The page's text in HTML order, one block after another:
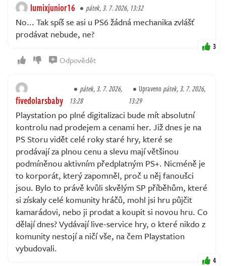
lumixjunior16 pátek, 3. 7. 2026, 13:32
No... Tak spíš se asi u PS6 žádná mechanika zvlášť
prodávat nebude, ne?
3
Odpovědět
fivedolarsbaby
pátek, 3. 7. 2026,
13:28
Upravenopátek, 3. 7. 2026,
13:29
Playstation po plné digitalizaci bude mít absolutní
kontrolu nad prodejem a cenami her. Již dnes je na
PS Storu vidět celé roky staré hry, které se
prodávají za plnou cenu a slevu mají většinou
podmíněnou aktivním předplatným PS+. Nicméně je
to korporát, který zapomněl, proč u něj fanoušci
jsou. Bylo to právě kvůli skvělým SP příběhům, které
si získaly celé komunity hráčů, mohl jsi hru půjčit
kamarádovi, nebo ji prodat a koupit si novou hru. Co
dělají dnes? Vydávají live-service hry, o které nikdo z
komunity nestojí a ničí vše, na čem Playstation
vybudovali.
4